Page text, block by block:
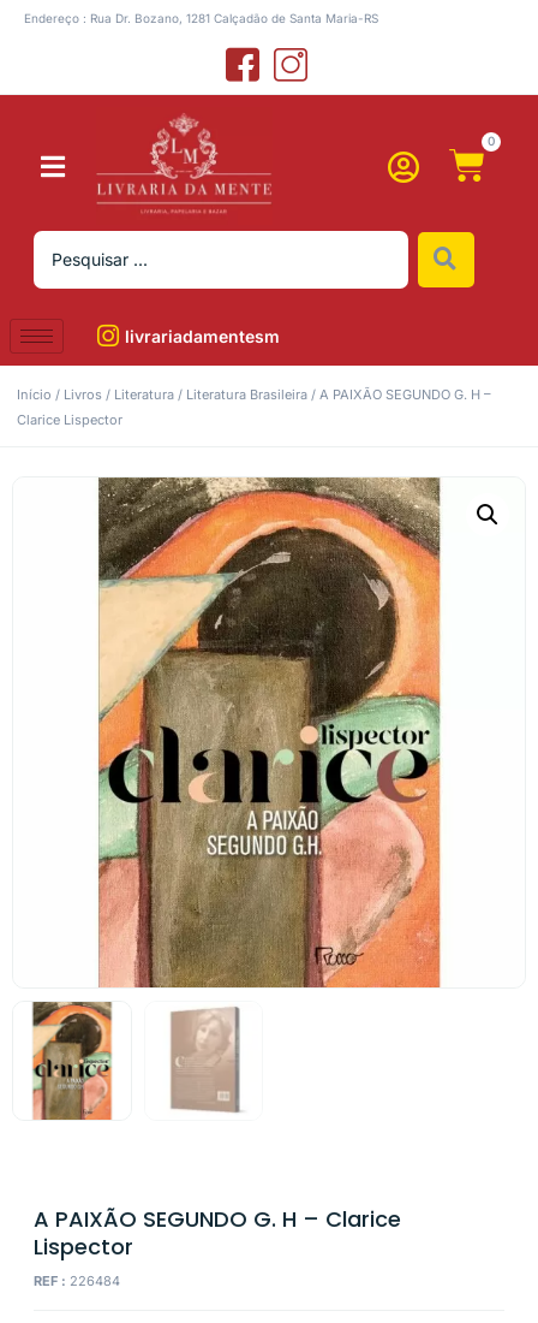
Endereço : Rua Dr. Bozano, 1281 Calçadão de Santa Maria-RS
0
livrariadamentesm
Início / Livros / Literatura / Literatura Brasileira / A PAIXÃO SEGUNDO G. H –
Clarice Lispector
A PAIXÃO SEGUNDO G. H – Clarice
Lispector
REF : 226484